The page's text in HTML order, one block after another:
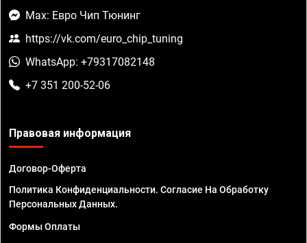
Max: Евро Чип Тюнинг
https://vk.com/euro_chip_tuning
WhatsApp: +79317082148
+7 351 200-52-06
Правовая информация
Договор-Оферта
Политика Конфиденциальности. Согласие На Обработку
Персональных Данных.
Формы Оплаты